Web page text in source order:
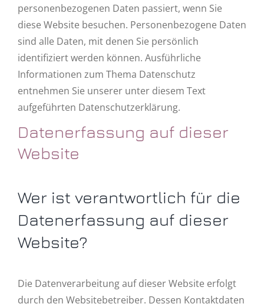
personenbezogenen Daten passiert, wenn Sie
diese Website besuchen. Personenbezogene Daten
sind alle Daten, mit denen Sie persönlich
identifiziert werden können. Ausführliche
Informationen zum Thema Datenschutz
entnehmen Sie unserer unter diesem Text
aufgeführten Datenschutzerklärung.
Datenerfassung auf dieser
Website
Wer ist verantwortlich für die
Datenerfassung auf dieser
Website?
Die Datenverarbeitung auf dieser Website erfolgt
durch den Websitebetreiber. Dessen Kontaktdaten